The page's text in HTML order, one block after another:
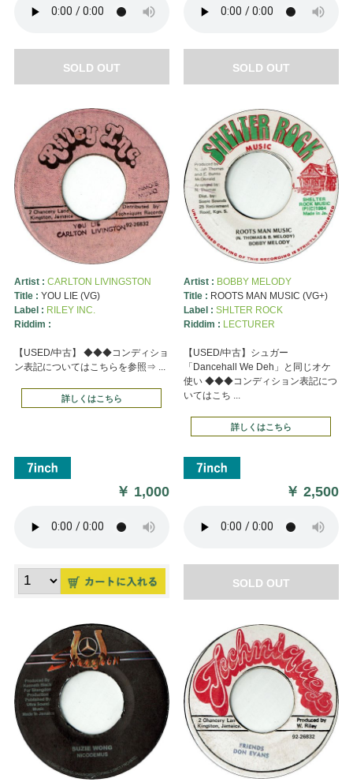
SOLD OUT SOLD OUT
Artist : CARLTON LIVINGSTON
Title : YOU LIE (VG)
Label : RILEY INC.
Riddim :
【USED/中古】 ◆◆◆コンディショ
ン表記についてはこちらを参照⇒ ...
詳しくはこちら
￥ 1,000
Artist : BOBBY MELODY
Title : ROOTS MAN MUSIC (VG+)
Label : SHLTER ROCK
Riddim : LECTURER
【USED/中古】シュガー
「Dancehall We Deh」と同じオケ
使い ◆◆◆コンディション表記につ
いてはこち ...
詳しくはこちら
￥2,500
SOLD OUT